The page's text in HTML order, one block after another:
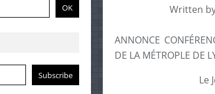
Written
ANNONCE
DE LA MÉTROPLE DE
Le